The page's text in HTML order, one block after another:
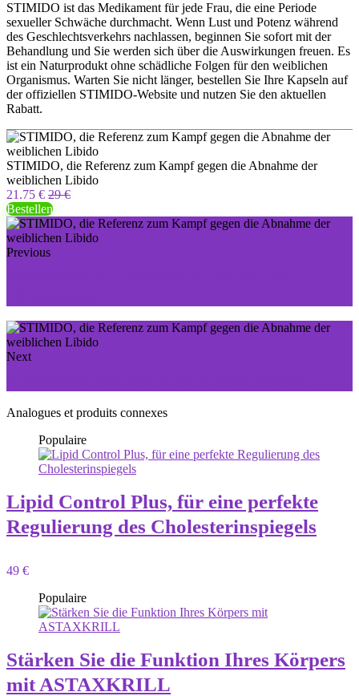
STIMIDO ist das Medikament für jede Frau, die eine Periode
sexueller Schwäche durchmacht. Wenn Lust und Potenz während
des Geschlechtsverkehrs nachlassen, beginnen Sie sofort mit der
Behandlung und Sie werden sich über die Auswirkungen freuen. Es
ist ein Naturprodukt ohne schädliche Folgen für den weiblichen
Organismus. Warten Sie nicht länger, bestellen Sie Ihre Kapseln auf
der offiziellen STIMIDO-Website und nutzen Sie den aktuellen
Rabatt.
STIMIDO, die Referenz zum Kampf gegen die Abnahme der
weiblichen Libido
21.75 € 29 €
Bestellen
Previous
Next
Analogues et produits connexes
Populaire
Lipid Control Plus, für eine perfekte
Regulierung des Cholesterinspiegels
49 €
Populaire
Stärken Sie die Funktion Ihres Körpers
mit ASTAXKRILL